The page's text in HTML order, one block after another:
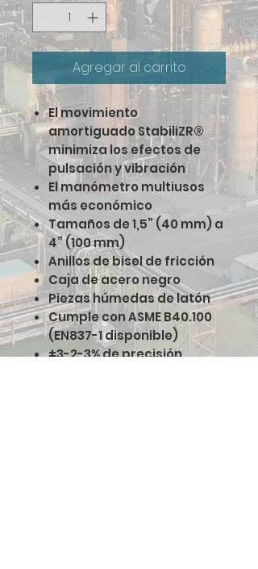
Agregar al carrito
El movimiento
amortiguado StabiliZR®
minimiza los efectos de
pulsación y vibración
El manómetro multiusos
más económico
Tamaños de 1,5” (40 mm) a
4” (100 mm)
Anillos de bisel de fricción
Caja de acero negro
Piezas húmedas de latón
Cumple con ASME B40.100
(EN837-1 disponible)
±3-2-3% de precisión